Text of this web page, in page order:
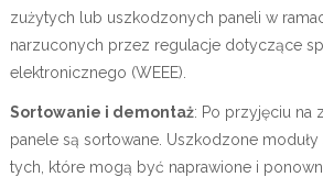
zużytych lub uszkodzonych paneli w
narzuconych przez regulacje dotyczące
elektronicznego (WEEE).
Sortowanie i demontaż: Po przyjęciu na
panele są sortowane. Uszkodzone
tych, które mogą być naprawione i